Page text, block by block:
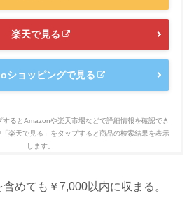
楽天で見る
ショッピングで見る
めても￥7,000以内に収まる。